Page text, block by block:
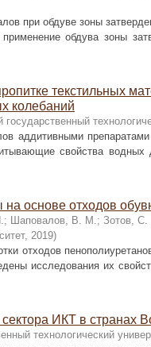
при обдуве зоны
обдува зоны
текстильных
колебаний
государственный
аддитивными
свойства водных
основе отходов
; Шаповалов, В. М.; Зотов,
, 2019)
отходов
исследования их
ИКТ в странах
технологический